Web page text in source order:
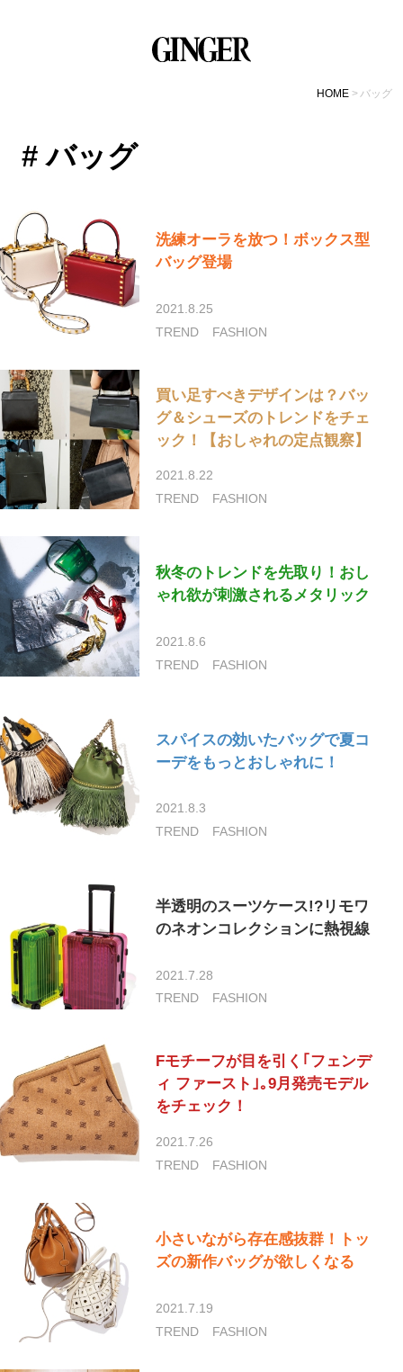
HOME バッグ
# バッグ
洗練オーラを放つ！ボックス型
バッグ登場
2021.8.25
TREND
FASHION
買い足すべきデザインは？バッ
グ＆シューズのトレンドをチェ
ック！【おしゃれの定点観察】
2021.8.22
TREND
FASHION
秋冬のトレンドを先取り！おし
ゃれ欲が刺激されるメタリック
2021.8.6
TREND
FASHION
スパイスの効いたバッグで夏コ
ーデをもっとおしゃれに！
2021.8.3
TREND
FASHION
半透明のスーツケース!?リモワ
のネオンコレクションに熱視線
2021.7.28
TREND
FASHION
Fモチーフが目を引く｢フェンデ
ィ ファースト｣｡9月発売モデル
をチェック！
2021.7.26
TREND
FASHION
小さいながら存在感抜群！トッ
ズの新作バッグが欲しくなる
2021.7.19
TREND
FASHION